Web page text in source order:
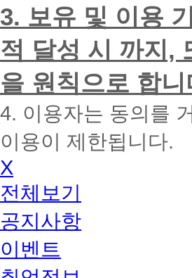
리
겠
습
니
다.
3. 보유 및 이용
적 달성 시 까지,
을 원칙으로 합니
4. 이용자는 동의를
이용이 제한됩니다.
X
전체보기
공지사항
이벤트